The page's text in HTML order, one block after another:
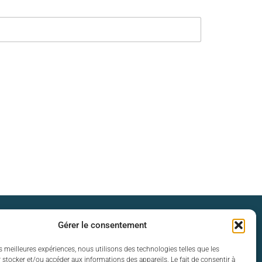
Gérer le consentement
meilleures expériences, nous utilisons des technologies telles que les
et/ou accéder aux informations des appareils. Le fait de consentir à
d’ouverture
: